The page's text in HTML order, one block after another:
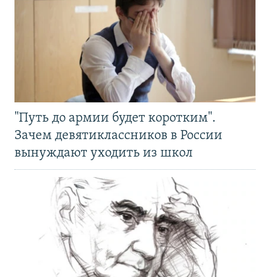
"Путь до армии будет коротким".
Зачем девятиклассников в России
вынуждают уходить из школ